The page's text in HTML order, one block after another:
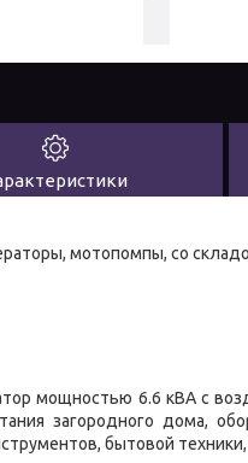
мотопомпы, со
мощностью 6.6 кВА с
загородного дома,
бытовой